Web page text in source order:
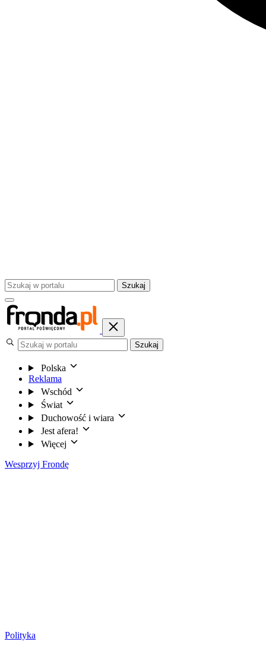
Szukaj
Szukaj
Polska
Reklama
Wschód
Świat
Duchowość i wiara
Jest afera!
Więcej
Wesprzyj Frondę
Polityka